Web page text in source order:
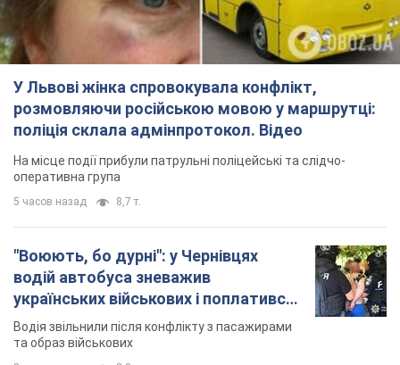
У Львові жінка спровокувала конфлікт,
розмовляючи російською мовою у маршрутці:
поліція склала адмінпротокол. Відео
На місце події прибули патрульні поліцейські та слідчо-
оперативна група
5 часов назад 8,7 т.
"Воюють, бо дурні": у Чернівцях
водій автобуса зневажив
українських військових і поплатився.
Відео
Водія звільнили після конфлікту з пасажирами
та образ військових